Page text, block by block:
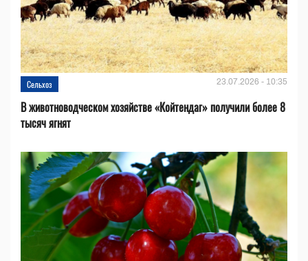
Сельхоз 23.07.2026 - 10:35
В животноводческом хозяйстве «Койтендаг» получили более 8
тысяч ягнят